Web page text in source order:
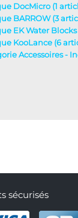
DocMicro (1
BARROW (3
EK Water Blocks
KooLance (6
Accessoires -
sécurisés